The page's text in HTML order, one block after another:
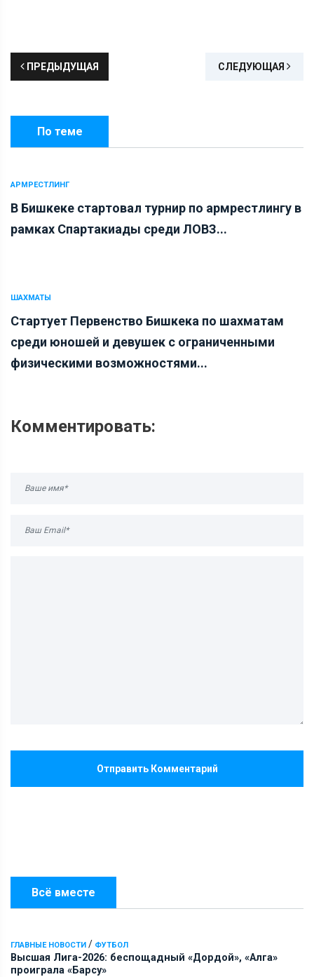
Всё вместе
ГЛАВНЫЕ НОВОСТИ / ФУТБОЛ
Высшая Лига-2026: беспощадный «Дордой», «Алга»
проиграла «Барсу»
ПРЕДЫДУЩАЯ СЛЕДУЮЩАЯ
По теме
АРМРЕСТЛИНГ
В Бишкеке стартовал турнир по армрестлингу в
рамках Спартакиады среди ЛОВЗ...
ШАХМАТЫ
Стартует Первенство Бишкека по шахматам
среди юношей и девушек с ограниченными
физическими возможностями...
Комментировать:
Отправить Комментарий